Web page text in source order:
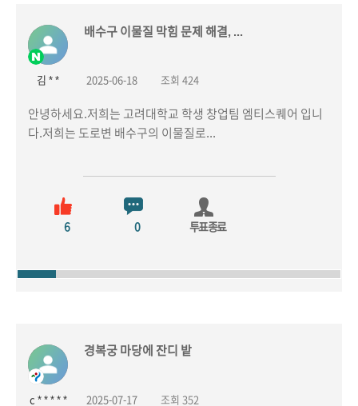
배수구 이물질 막힘 문제 해결, ...
김 * * 2025-06-18 조회 424
안녕하세요.저희는 고려대학교 학생 창업팀 엠티스퀘어 입니
다.저희는 도로변 배수구의 이물질로...
6 0 투표종료
경복궁 마당에 잔디 밭
c * * * * *
2025-07-17 조회 352